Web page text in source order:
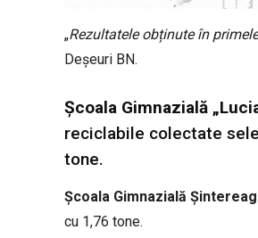
„Rezultatele obținute în
Deșeuri BN.
Școala Gimnazială
reciclabile colectate
tone.
Școala Gimnazială Șintereag
cu 1,76 tone.